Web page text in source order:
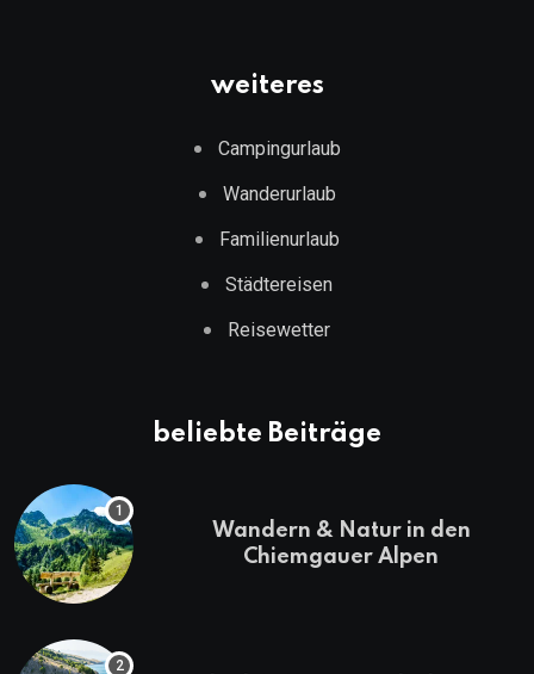
weiteres
Campingurlaub
Wanderurlaub
Familienurlaub
Städtereisen
Reisewetter
beliebte Beiträge
Wandern & Natur in den
Chiemgauer Alpen